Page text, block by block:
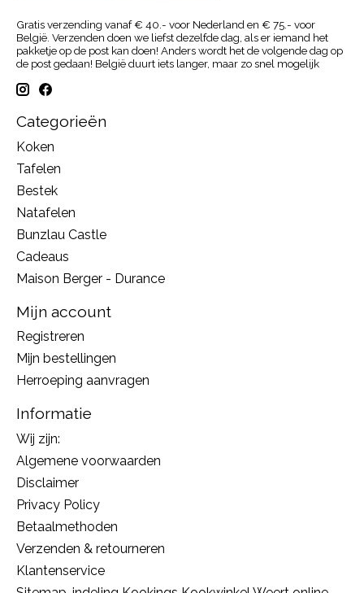
Gratis verzending vanaf € 40.- voor Nederland en € 75.- voor
België. Verzenden doen we liefst dezelfde dag, als er iemand het
pakketje op de post kan doen! Anders wordt het de volgende dag op
de post gedaan! België duurt iets langer, maar zo snel mogelijk
Categorieën
Koken
Tafelen
Bestek
Natafelen
Bunzlau Castle
Cadeaus
Maison Berger - Durance
Mijn account
Registreren
Mijn bestellingen
Herroeping aanvragen
Informatie
Wij zijn:
Algemene voorwaarden
Disclaimer
Privacy Policy
Betaalmethoden
Verzenden & retourneren
Klantenservice